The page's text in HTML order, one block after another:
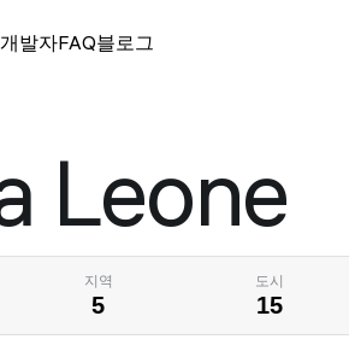
개발자FAQ블로그
Leone
지역
5
도시
15